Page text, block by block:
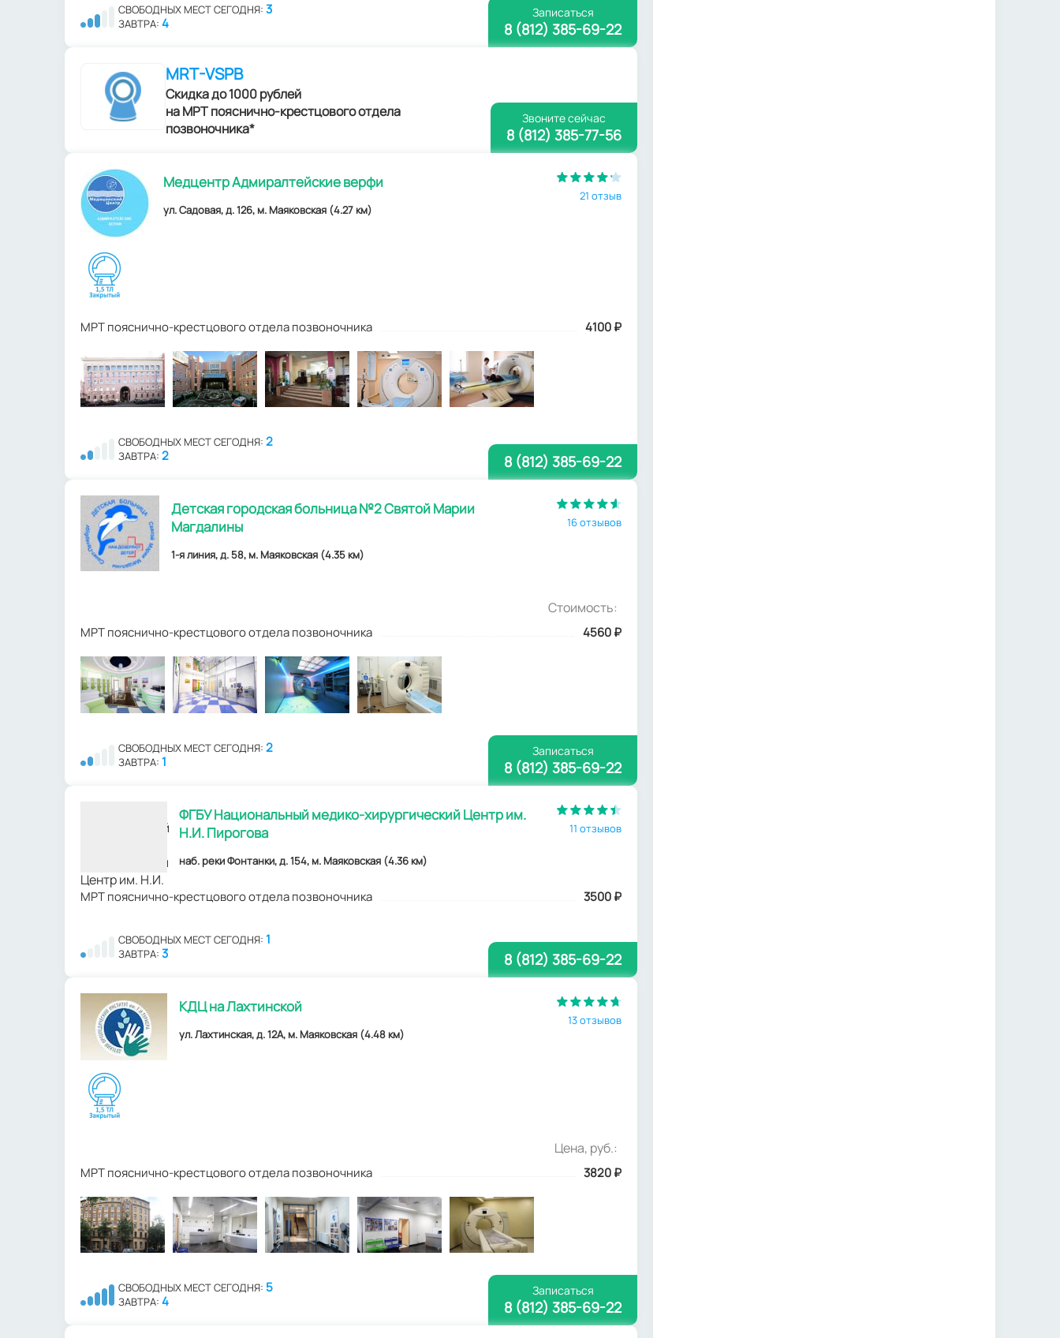
СВОБОДНЫХ МЕСТ СЕГОДНЯ: 3
ЗАВТРА: 4
Записаться
8 (812) 385-69-22
MRT-VSPB
Скидка до 1000 рублей
на МРТ пояснично-крестцового отдела
позвоночника*
Звоните сейчас
8 (812) 385-77-56
Медцентр Адмиралтейские верфи
ул. Садовая, д. 126, м. Маяковская (4.27 км)
21 отзыв
МРТ пояснично-крестцового отдела позвоночника 4100₽
СВОБОДНЫХ МЕСТ СЕГОДНЯ: 2
ЗАВТРА: 2 8 (812) 385-69-22
Детская городская больница №2 Святой Марии
Магдалины
1-я линия, д. 58, м. Маяковская (4.35 км)
16 отзывов
Стоимость:
МРТ пояснично-крестцового отдела позвоночника 4560₽
СВОБОДНЫХ МЕСТ СЕГОДНЯ: 2
ЗАВТРА: 1
Записаться
8 (812) 385-69-22
ФГБУ Национальный медико-хирургический Центр им.
Н.И. Пирогова
наб. реки Фонтанки, д. 154, м. Маяковская (4.36 км)
11 отзывов
МРТ пояснично-крестцового отдела позвоночника 3500₽
СВОБОДНЫХ МЕСТ СЕГОДНЯ: 1
ЗАВТРА: 3 8 (812) 385-69-22
КДЦ на Лахтинской
ул. Лахтинская, д. 12А, м. Маяковская (4.48 км)
13 отзывов
Цена, руб.:
МРТ пояснично-крестцового отдела позвоночника 3820₽
СВОБОДНЫХ МЕСТ СЕГОДНЯ: 5
ЗАВТРА: 4
Записаться
8 (812) 385-69-22